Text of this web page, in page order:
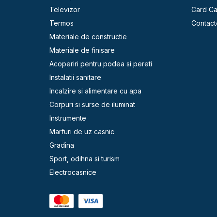
Televizor
Termos
Materiale de constructie
Materiale de finisare
Acoperiri pentru podea si pereti
Instalatii sanitare
Incalzire si alimentare cu apa
Corpuri si surse de iluminat
Instrumente
Marfuri de uz casnic
Gradina
Sport, odihna si turism
Electrocasnice
Card